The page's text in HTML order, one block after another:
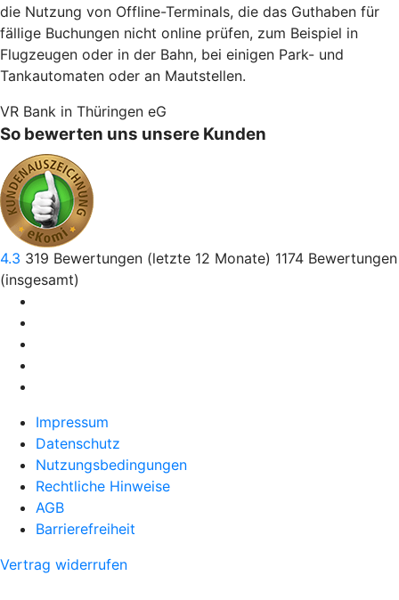
die Nutzung von Offline-Terminals, die das Guthaben für
fällige Buchungen nicht online prüfen, zum Beispiel in
Flugzeugen oder in der Bahn, bei einigen Park- und
Tankautomaten oder an Mautstellen.
VR Bank in Thüringen eG
So bewerten uns unsere Kunden
4.3 319 Bewertungen (letzte 12 Monate) 1174 Bewertungen
(insgesamt)
Impressum
Datenschutz
Nutzungsbedingungen
Rechtliche Hinweise
AGB
Barrierefreiheit
Vertrag widerrufen